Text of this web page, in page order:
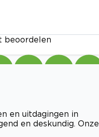
beoordelen
en uitdagingen in
en deskundig. Onze